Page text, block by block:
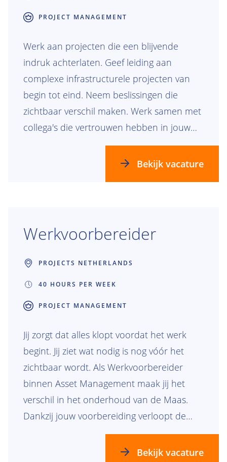
PROJECT MANAGEMENT
Werk aan projecten die een blijvende
indruk achterlaten. Geef leiding aan
complexe infrastructurele projecten van
begin tot eind. Neem beslissingen die
zichtbaar verschil maken. Werk samen met
collega's die vertrouwen hebben in jouw
expertise en jouw ontwikkeling
ondersteunen. Samen bouwen we aan de
Bekijk vacature
Werkvoorbereider
PROJECTS NETHERLANDS
40 HOURS PER WEEK
PROJECT MANAGEMENT
Jij zorgt dat alles klopt voordat het werk
begint. Jij ziet wat nodig is nog vóór het
zichtbaar wordt. Als Werkvoorbereider
binnen Asset Management maak jij het
verschil in het onderhoud van de Maas.
Dankzij jouw voorbereiding verloopt de
uitvoering veilig, soepel en volgens
Bekijk vacature